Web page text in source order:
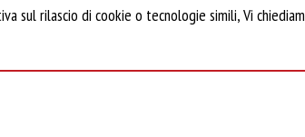
sul rilascio di cookie o tecnologie simili, Vi